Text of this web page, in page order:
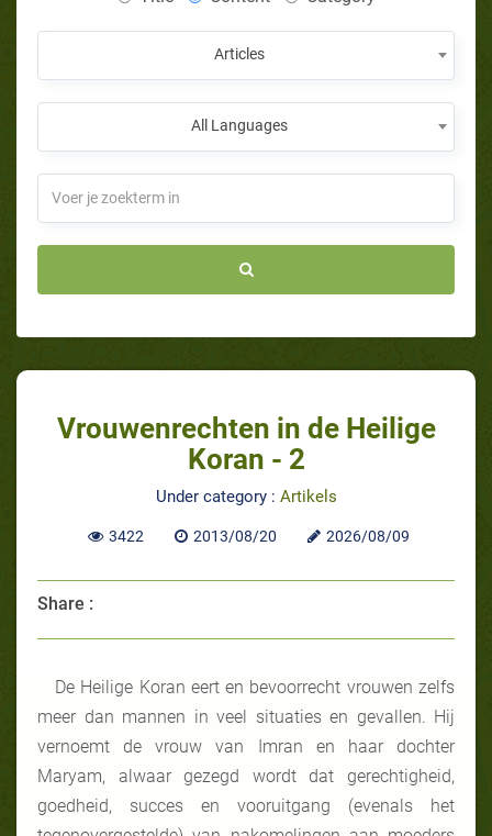
Articles
All Languages
Vrouwenrechten in de Heilige
Koran - 2
Under category : Artikels
3422 2013/08/20 2026/08/09
Share :
De Heilige Koran eert en bevoorrecht vrouwen zelfs
meer dan mannen in veel situaties en gevallen. Hij
vernoemt de vrouw van Imran en haar dochter
Maryam, alwaar gezegd wordt dat gerechtigheid,
goedheid, succes en vooruitgang (evenals het